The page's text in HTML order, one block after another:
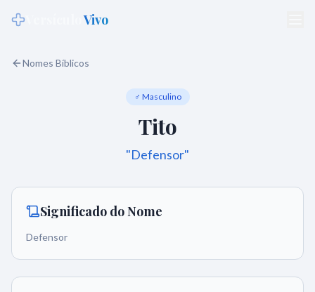
Vivo
Nomes Bíblicos
♂ Masculino
Tito
"Defensor"
Significado do Nome
Defensor